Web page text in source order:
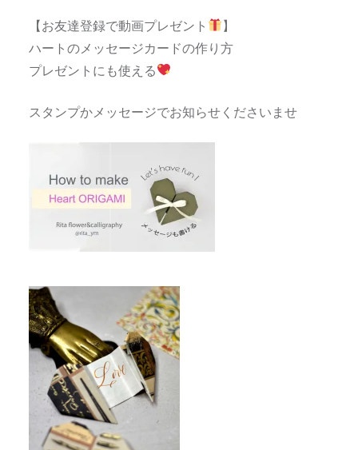
【お友達登録で動画プレゼント
】
ハートのメッセージカードの作り方
プレゼントにも使える
スタンプかメッセージでお知らせくださいませ